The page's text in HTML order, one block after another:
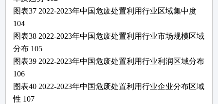
图表37 2022-2023年中国危废处置利用行业区域集中度
104
图表38 2022-2023年中国危废处置利用行业市场规模区域
分布 105
图表39 2022-2023年中国危废处置利用行业利润区域分布
106
图表40 2022-2023年中国危废处置利用行业企业分布区域
性 107